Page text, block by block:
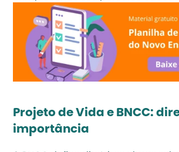
Projeto de Vida e BNCC:
importância